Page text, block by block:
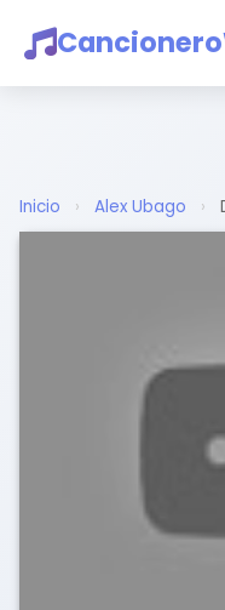
Inicio › Alex Ubago ›